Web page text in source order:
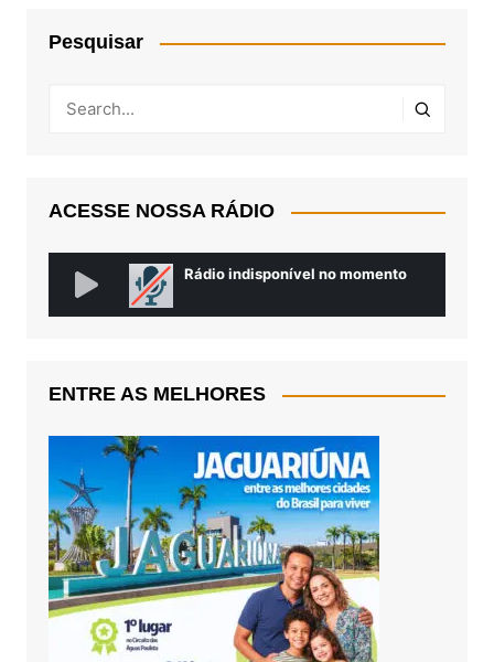
Pesquisar
ACESSE NOSSA RÁDIO
ENTRE AS MELHORES